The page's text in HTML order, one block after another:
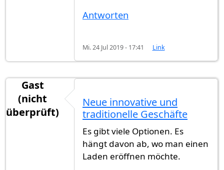
Antworten
Mi. 24 Jul 2019 - 17:41 Link
Gast
(nicht
überprüft)
Neue innovative und
traditionelle Geschäfte
Es gibt viele Optionen. Es
hängt davon ab, wo man einen
Laden eröffnen möchte.